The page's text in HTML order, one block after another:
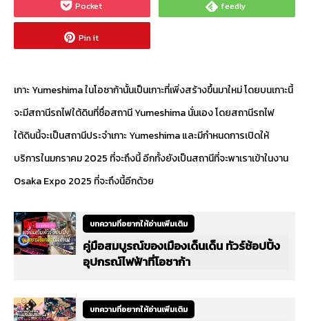
Pocket feedly
Pin it
เกาะ Yumeshima ในโอซาก้านั้นเป็นเกาะที่เพิ่งสร้างขึ้นมาใหม่ โดยบนเกาะนี้
จะมีสถานีรถไฟใต้ดินที่ชื่อสถานี Yumeshima นั่นเอง โดยสถานีรถไฟ
ใต้ดินนี้จะเป็นสถานีประจำเกาะ Yumeshima และมีกำหนดการเปิดให้
บริการในมกราคม 2025 ที่จะถึงนี้ อีกทั้งยังเป็นสถานีที่จะพาเราเข้าในงาน
Osaka Expo 2025 ที่จะถึงนี้อีกด้วย
บทความที่อยากให้อ่านเพิ่มเติม
คู่มือสมบูรณ์ของเมืองเด็นเด็น ทัวร์ช้อปปิ้ง
อุปกรณ์ไฟฟ้าที่โอซาก้า
บทความที่อยากให้อ่านเพิ่มเติม